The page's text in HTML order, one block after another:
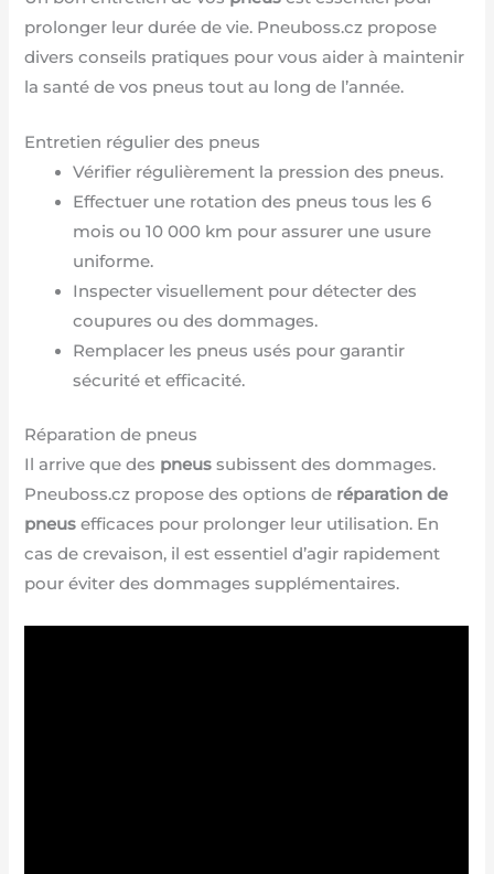
prolonger leur durée de vie. Pneuboss.cz propose
divers conseils pratiques pour vous aider à maintenir
la santé de vos pneus tout au long de l’année.
Entretien régulier des pneus
Vérifier régulièrement la pression des pneus.
Effectuer une rotation des pneus tous les 6
mois ou 10 000 km pour assurer une usure
uniforme.
Inspecter visuellement pour détecter des
coupures ou des dommages.
Remplacer les pneus usés pour garantir
sécurité et efficacité.
Réparation de pneus
Il arrive que des pneus subissent des dommages.
Pneuboss.cz propose des options de réparation de
pneus efficaces pour prolonger leur utilisation. En
cas de crevaison, il est essentiel d’agir rapidement
pour éviter des dommages supplémentaires.